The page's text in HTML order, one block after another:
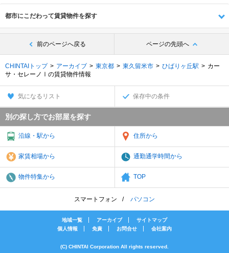
都市にこだわって賃貸物件を探す
前のページへ戻る ページの先頭へ
CHINTAIトップ アーカイブ 東京都 東久留米市 ひばりヶ丘駅
カー
サ・セレーノⅠの賃貸物件情報
気になるリスト 保存中の条件
別の探し方でお部屋を探す
沿線・駅から 住所から
家賃相場から 通勤通学時間から
物件特集から TOP
スマートフォン パソコン
地域一覧 アーカイブ
サイトマップ
個人情報
免責 お問合せ 会社案内
(C) CHINTAI Corporation All rights reserved.